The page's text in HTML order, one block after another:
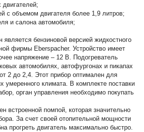
с объемом двигателя более 1,9 литров;
и салона автомобиля;
является бензиновой версией жидкостного
фирмы Eberspacher. Устройство имеет
напряжение – 12 В. Подогреватель
автомобилях, автофургонах и пикапах
2 до 2,4. Этот прибор оптимален для
умеренного климата. В комплекте поставки
орган управления необходимо покупать
встроенной помпой, которая значительно
За счет своей отопительной мощности
прогреть двигатель максимально быстро.